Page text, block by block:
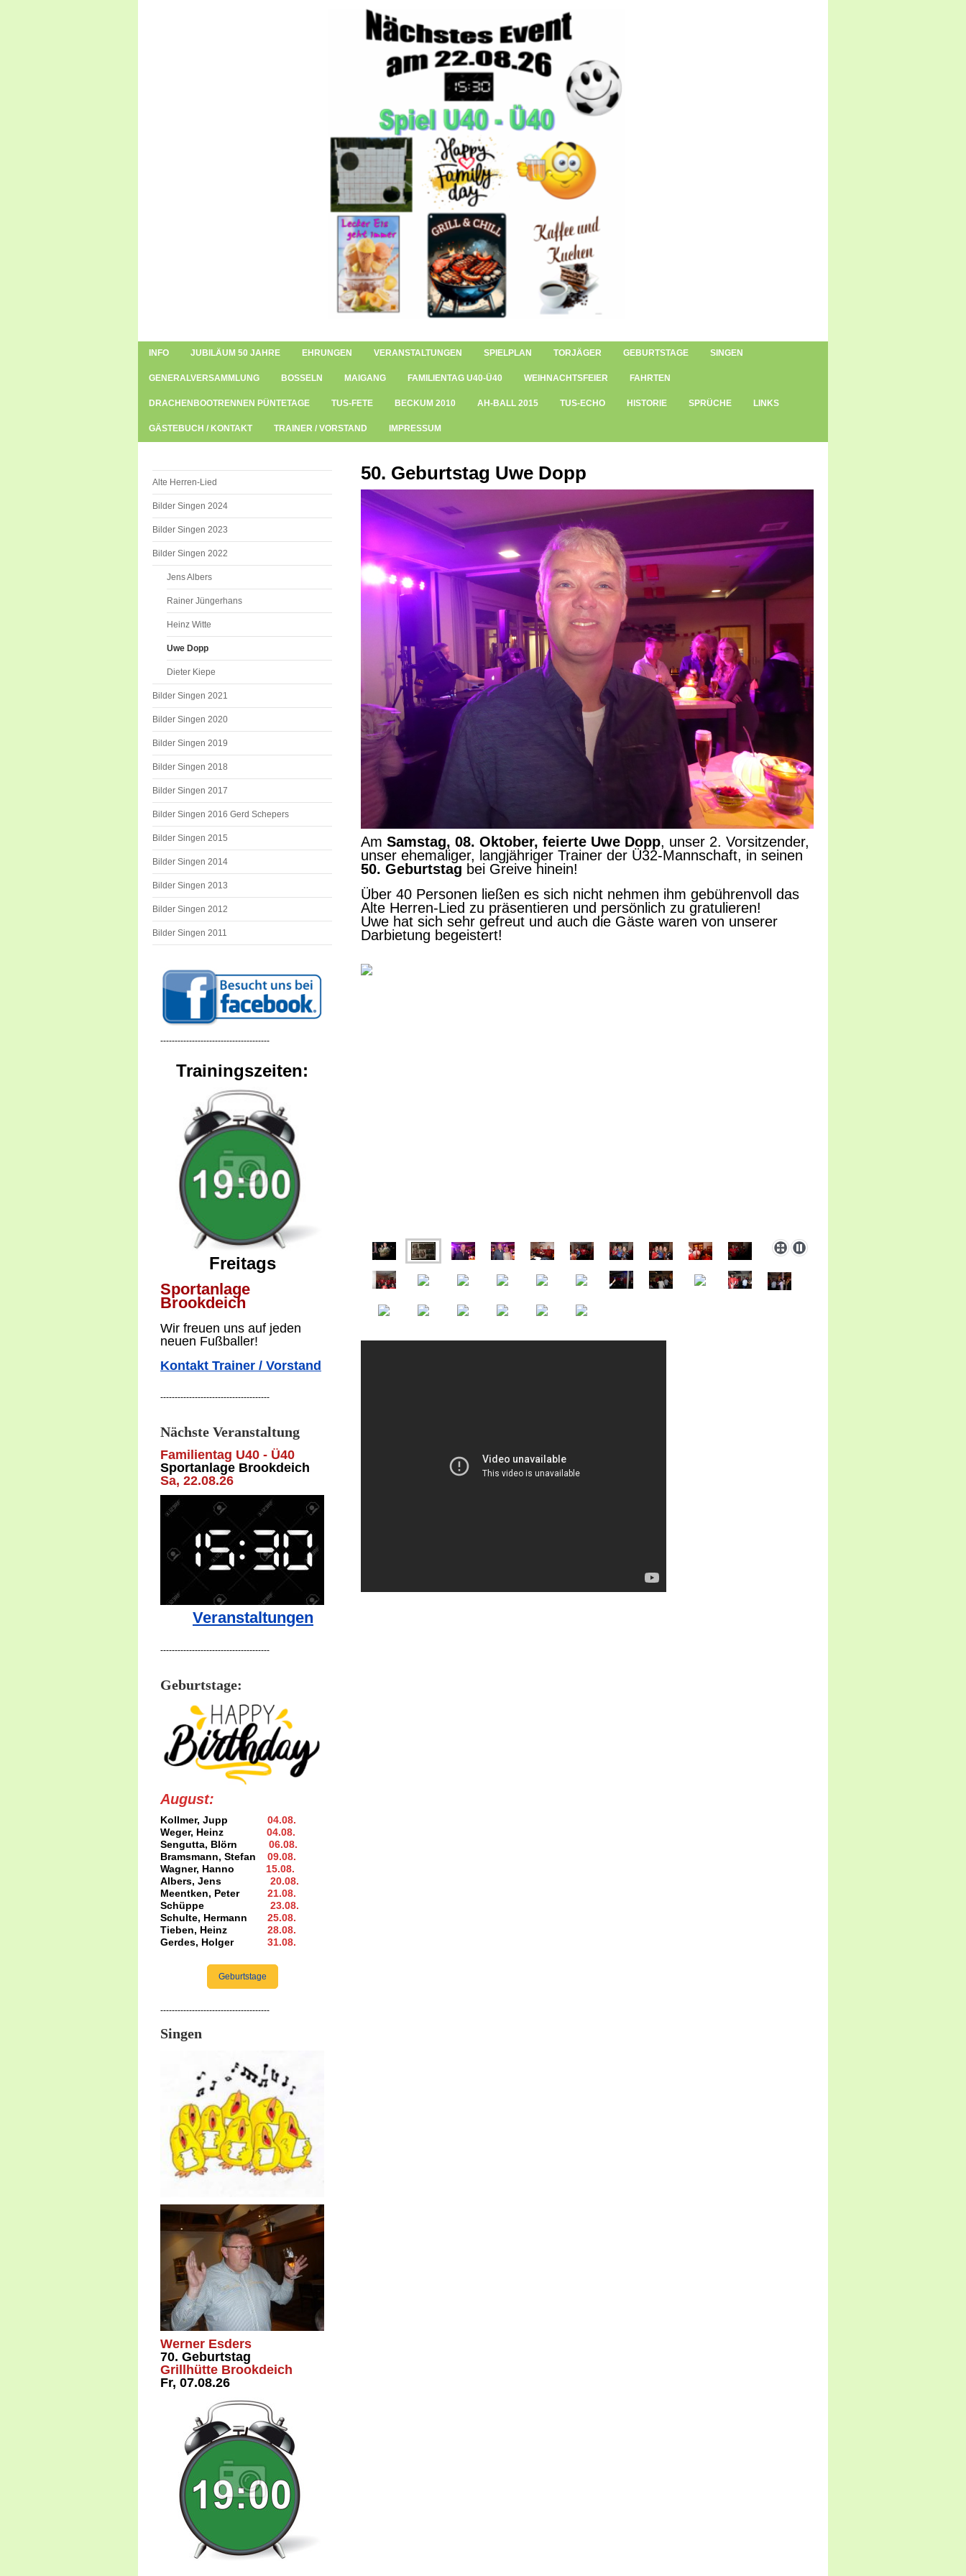
INFO JUBILÄUM 50 JAHRE EHRUNGEN VERANSTALTUNGEN SPIELPLAN TORJÄGER GEBURTSTAGE SINGEN
GENERALVERSAMMLUNG BOSSELN MAIGANG FAMILIENTAG U40-Ü40 WEIHNACHTSFEIER FAHRTEN
DRACHENBOOTRENNEN PÜNTETAGE TUS-FETE BECKUM 2010 AH-BALL 2015 TUS-ECHO HISTORIE SPRÜCHE LINKS
GÄSTEBUCH / KONTAKT TRAINER / VORSTAND IMPRESSUM
Alte Herren-Lied
Bilder Singen 2024
Bilder Singen 2023
Bilder Singen 2022
Jens Albers
Rainer Jüngerhans
Heinz Witte
Uwe Dopp
Dieter Kiepe
Bilder Singen 2021
Bilder Singen 2020
Bilder Singen 2019
Bilder Singen 2018
Bilder Singen 2017
Bilder Singen 2016 Gerd Schepers
Bilder Singen 2015
Bilder Singen 2014
Bilder Singen 2013
Bilder Singen 2012
Bilder Singen 2011
--------------------------------------
Trainingszeiten:
Freitags
Sportanlage
Brookdeich
Wir freuen uns auf jeden
neuen Fußballer!
Kontakt Trainer / Vorstand
--------------------------------------
Nächste Veranstaltung
Familientag U40 - Ü40
Sportanlage Brookdeich
Sa, 22.08.26
Veranstaltungen
--------------------------------------
Geburtstage:
August:
Kollmer, Jupp 04.08.
Weger, Heinz 04.08.
Sengutta, Blörn 06.08.
Bramsmann, Stefan 09.08.
Wagner, Hanno 15.08.
Albers, Jens 20.08.
Meentken, Peter
21.08.
Schüppe 23.08.
Schulte, Hermann 25.08.
Tieben, Heinz 28.08.
Gerdes, Holger
31.08.
Geburtstage
--------------------------------------
Singen
Werner Esders
70. Geburtstag
Grillhütte Brookdeich
Fr, 07.08.26
50. Geburtstag Uwe Dopp
Am Samstag, 08. Oktober, feierte Uwe Dopp, unser 2. Vorsitzender,
unser ehemaliger, langjähriger Trainer der Ü32-Mannschaft, in seinen
50. Geburtstag bei Greive hinein!
Über 40 Personen ließen es sich nicht nehmen ihm gebührenvoll das
Alte Herren-Lied zu präsentieren und persönlich zu gratulieren!
Uwe hat sich sehr gefreut und auch die Gäste waren von unserer
Darbietung begeistert!